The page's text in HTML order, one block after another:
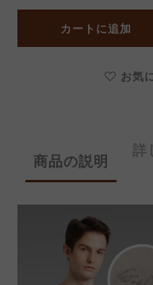
カートに追加
お気
商品の説明
詳